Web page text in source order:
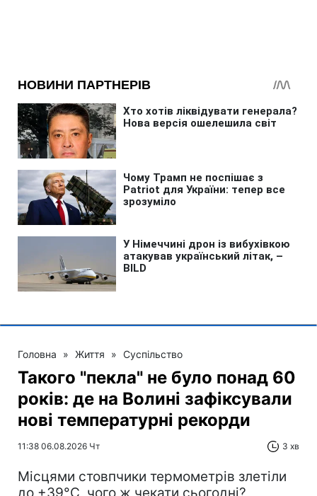
Головна » Життя » Суспільство
Такого "пекла" не було понад 60
років: де на Волині зафіксували
нові температурні рекорди
11:38 06.08.2026 Чт 3 хв
Місцями стовпчики термометрів злетіли
до +39°С, чого ж чекати сьогодні?